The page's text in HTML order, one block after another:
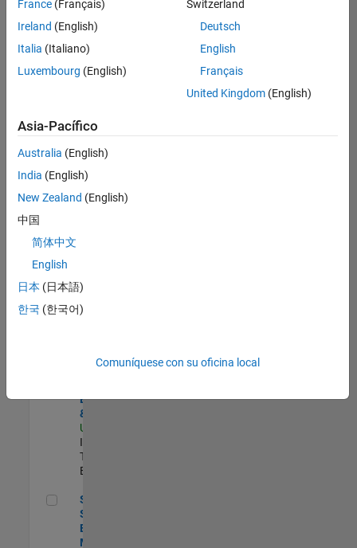
los
empleos.
Busque
por
ubicación
todos
empleos
en su
zona.
Oil & Gas Industry Manager
US-TX-Plano
Marketing |
Principal
Identity
Engineer - AD
& MS Entra ID
US-MA-Natick
Information
Technology |
Experimentado
Senior Solutions Engineer - Model Based Design
Senior
Solutions
Engineer -
Model Based
France (Français)
Ireland (English)
Italia (Italiano)
Luxembourg (English)
Switzerland
Deutsch
English
Français
United Kingdom(English)
Asia-Pacífico
Australia (English)
India (English)
New Zealand (English)
中国
简体中文
English
日本 (日本語)
한국 (한국어)
Comuníquese con su oficina local